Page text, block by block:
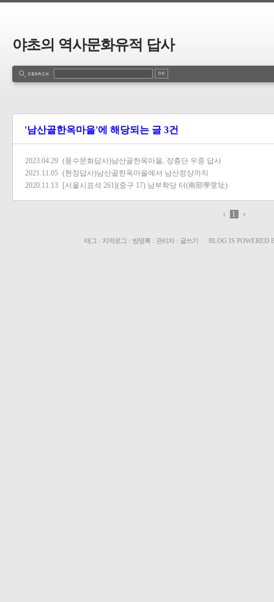
야초의 역사문화유적 답사
'남산골한옥마을'에 해당되는 글 3건
2023.04.29 (풍수문화답사)남산골한옥마을, 장충단 우중 답사
2021.11.05 (현장답사)남산골한옥마을에서 남산정상까지
2020.11.13
[서울시표석 261](중구 17) 남부학당 터(南部學堂址)
1
태그 : 지역로그 : 방명록 : 관리자: 글쓰기 BLOG IS POWERED